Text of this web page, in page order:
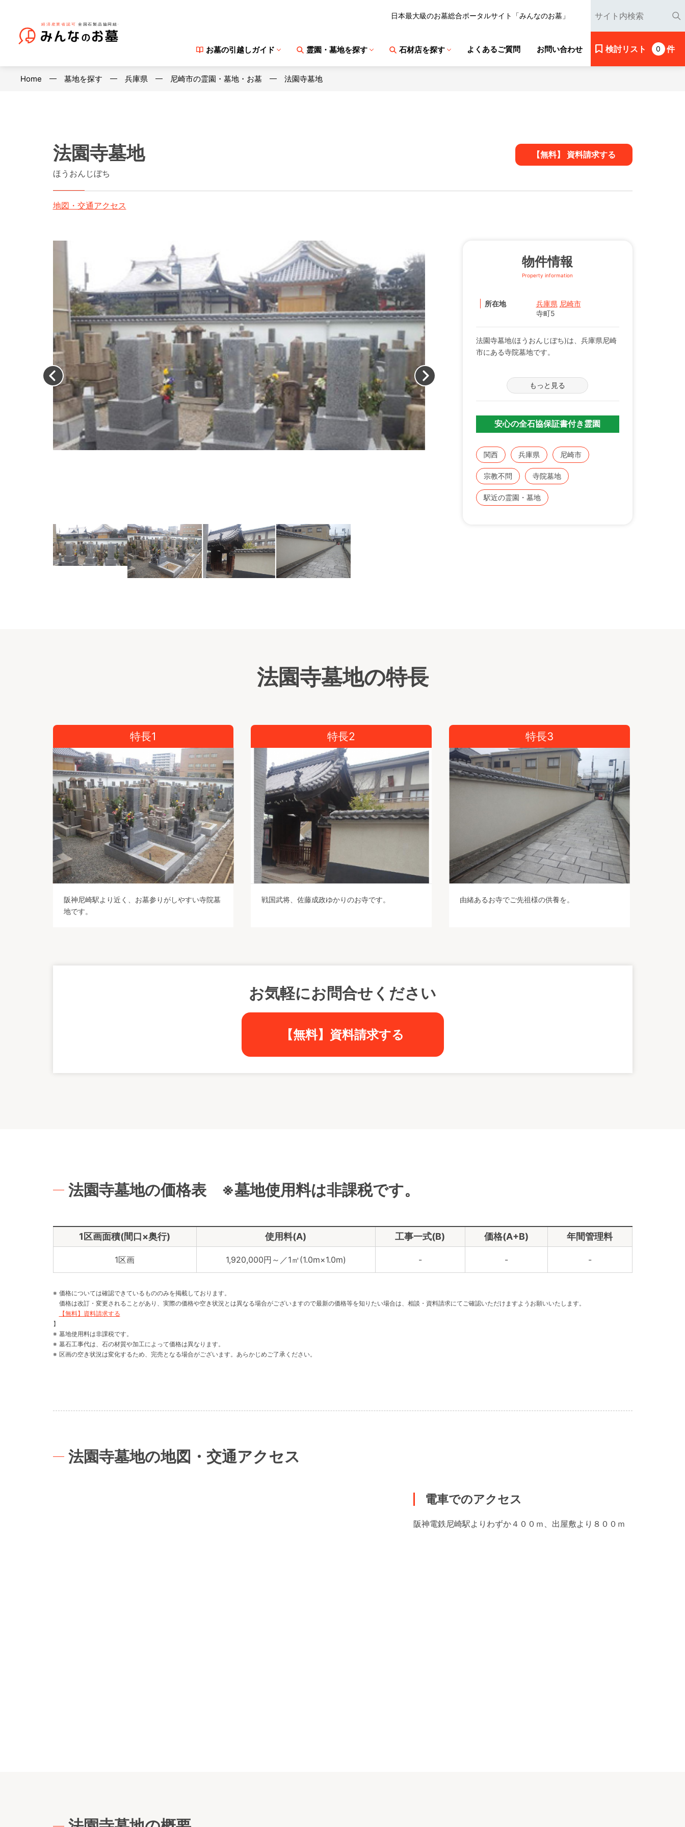
日本最大級のお墓総合ポータルサイト「みんなのお墓」
お墓の引越しガイド 霊園・墓地を探す 石材店を探す よくあるご質問 お問い合わせ 検討リスト 0 件
Home 墓地を探す 兵庫県 尼崎市の霊園・墓地・お墓 法園寺墓地
法園寺墓地
ほうおんじぼち
【無料】 資料請求する
地図・交通アクセス
阪神尼崎駅より近く、お墓参りがしやすい寺院墓地です。
物件情報
Property information
所在地 兵庫県 尼崎市
寺町5
法園寺墓地(ほうおんじぼち)は、兵庫県尼崎
市にある寺院墓地です。
都会の喧噪を忘れさせる穏やかさがあり、ゆ
ったりとした気分でお墓参りができます。
阪神電鉄「尼崎駅」より四百メートル、出屋
利な寺院墓地です。
新しい区画は、通路も広く、お墓参りしやす
くなっております。法要施設・多目的ホー
ル、駐車場などの施設も充実しています。
もっと見る
安心の全石協保証書付き霊園
関西 兵庫県 尼崎市
宗教不問 寺院墓地
駅近の霊園・墓地
法園寺墓地の特長
特長1
阪神尼崎駅より近く、お墓参りがしやすい寺院墓
地です。
特長2
戦国武将、佐藤成政ゆかりのお寺です。
特長3
由緒あるお寺でご先祖様の供養を。
お気軽にお問合せください
【無料】資料請求する
法園寺墓地の価格表 ※墓地使用料は非課税です。
1区画面積(間口×奥行) 使用料(A) 工事一式(B) 価格(A+B) 年間管理料
1区画 1,920,000円～／1㎡(1.0m×1.0m) - - -
価格については確認できているもののみを掲載しております。
価格は改訂・変更されることがあり、実際の価格や空き状況とは異なる場合がございますので最新の価格等を知りたい場合は、相談・資料請求にてご確認いただけますようお願いいたします。
【無料】資料請求する
】
墓地使用料は非課税です。
墓石工事代は、石の材質や加工によって価格は異なります。
区画の空き状況は変化するため、完売となる場合がございます。あらかじめご了承ください。
法園寺墓地の地図・交通アクセス
電車でのアクセス
阪神電鉄尼崎駅よりわずか４００ｍ、出屋敷より８００ｍ